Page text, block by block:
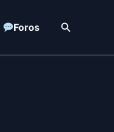
Foros Buscar